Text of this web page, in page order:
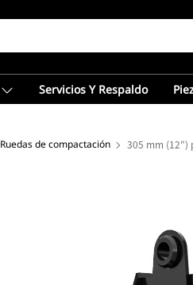
Servicios Y Respaldo
Ruedas de compactación 305 mm (12")